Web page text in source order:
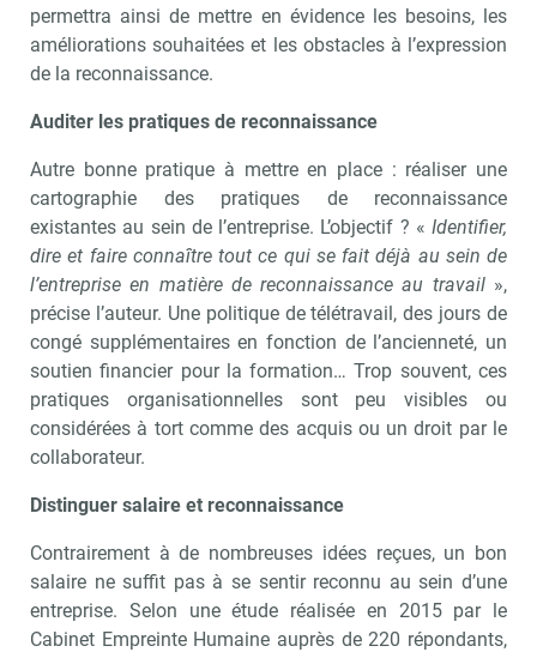
permettra ainsi de mettre en évidence les besoins, les
améliorations souhaitées et les obstacles à l’expression
de la reconnaissance.
Auditer les pratiques de reconnaissance
Autre bonne pratique à mettre en place : réaliser une
cartographie des pratiques de reconnaissance
existantes au sein de l’entreprise. L’objectif ? « Identifier,
dire et faire connaître tout ce qui se fait déjà au sein de
l’entreprise en matière de reconnaissance au travail»,
précise l’auteur. Une politique de télétravail, des jours de
congé supplémentaires en fonction de l’ancienneté, un
soutien financier pour la formation… Trop souvent, ces
pratiques organisationnelles sont peu visibles ou
considérées à tort comme des acquis ou un droit par le
collaborateur.
Distinguer salaire et reconnaissance
Contrairement à de nombreuses idées reçues, un bon
salaire ne suffit pas à se sentir reconnu au sein d’une
entreprise. Selon une étude réalisée en 2015 par le
Cabinet Empreinte Humaine auprès de 220 répondants,